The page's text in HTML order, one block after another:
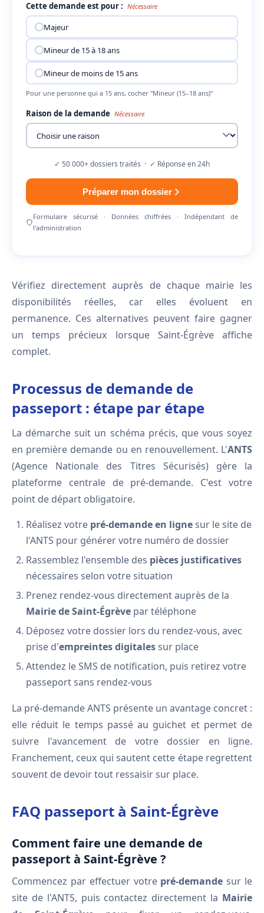
Cette demande est pour : Nécessaire
Majeur
Mineur de 15 à 18 ans
Mineur de moins de 15 ans
Pour une personne qui a 15 ans, cocher "Mineur (15–18 ans)"
Raison de la demande Nécessaire
✓ 50 000+ dossiers traités · ✓ Réponse en 24h
Préparer mon dossier
Formulaire sécurisé · Données chiffrées · Indépendant de
l'administration
Vérifiez directement auprès de chaque mairie les
disponibilités réelles, car elles évoluent en
permanence. Ces alternatives peuvent faire gagner
un temps précieux lorsque Saint-Égrève affiche
complet.
Processus de demande de
passeport : étape par étape
La démarche suit un schéma précis, que vous soyez
en première demande ou en renouvellement. L'ANTS
(Agence Nationale des Titres Sécurisés) gère la
plateforme centrale de pré-demande. C'est votre
point de départ obligatoire.
Réalisez votre pré-demande en lignesur le site de
l'ANTS pour générer votre numéro de dossier
Rassemblez l'ensemble des pièces justificatives
nécessaires selon votre situation
Prenez rendez-vous directement auprès de la
Mairie de Saint-Égrève par téléphone
Déposez votre dossier lors du rendez-vous, avec
prise d'empreintes digitalessur place
Attendez le SMS de notification, puis retirez votre
passeport sans rendez-vous
La pré-demande ANTS présente un avantage concret :
elle réduit le temps passé au guichet et permet de
suivre l'avancement de votre dossier en ligne.
Franchement, ceux qui sautent cette étape regrettent
souvent de devoir tout ressaisir sur place.
FAQ passeport à Saint-Égrève
Comment faire une demande de
passeport à Saint-Égrève ?
Commencez par effectuer votre pré-demande sur le
site de l'ANTS, puis contactez directement la Mairie